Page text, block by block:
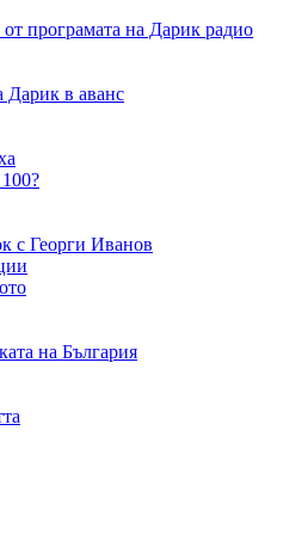
програмата на Дарик радио
Дарик в аванс
с Георги Иванов
на България